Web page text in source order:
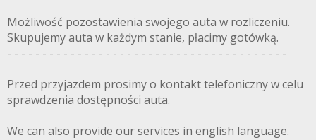
Możliwość pozostawienia swojego auta w rozliczeniu.
Skupujemy auta w każdym stanie, płacimy gotówką.
- - - - - - - - - - - - - - - - - - - - - - - - - - - - - - - - - - - - - - - -
Przed przyjazdem prosimy o kontakt telefoniczny w celu
sprawdzenia dostępności auta.
We can also provide our services in english language.